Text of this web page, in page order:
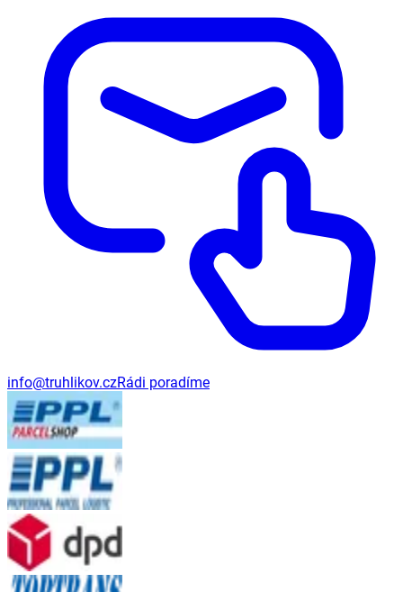
info@truhlikov.czRádi poradíme